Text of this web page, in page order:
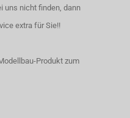
uns nicht finden, dann
extra für Sie!!
Produkt zum